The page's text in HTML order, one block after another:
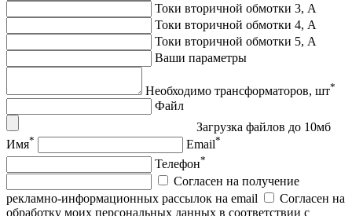
Токи вторичной обмотки 3, А
Токи вторичной обмотки 4, А
Токи вторичной обмотки 5, А
Ваши параметры
Необходимо трансформаторов, шт*
Файл
Загрузка файлов до 10мб
Имя* Email*
Телефон*
Согласен на получение
рекламно-информационных рассылок на email
Согласен на
обработку моих персональных данных в соответствии с